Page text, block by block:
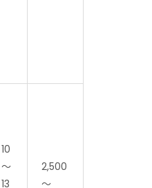
10
～
13
2,500
～